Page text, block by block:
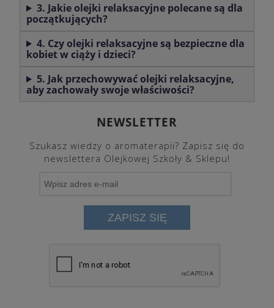
3. Jakie olejki relaksacyjne polecane są dla
początkujących?
4. Czy olejki relaksacyjne są bezpieczne dla
kobiet w ciąży i dzieci?
5. Jak przechowywać olejki relaksacyjne,
aby zachowały swoje właściwości?
NEWSLETTER
Szukasz wiedzy o aromaterapii? Zapisz się do
newslettera Olejkowej Szkoły & Sklepu!
ZAPISZ SIĘ